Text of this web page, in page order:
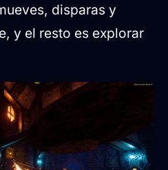
disparas y
y el resto es explorar